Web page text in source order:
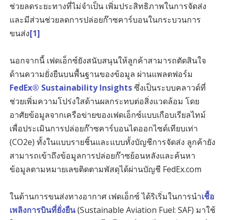
ช่วยลดระยะทางที่ไม่จำเป็น เพิ่มประสิทธิภาพในการจัดส่ง
และมีส่วนช่วยลดการปล่อยก๊าซคาร์บอนในกระบวนการ
ขนส่ง[1]
นอกจากนี้ เฟดเอ็กซ์ยังสนับสนุนให้ลูกค้าสามารถตัดสินใจ
ด้านความยั่งยืนบนพื้นฐานของข้อมูล ผ่านแพลตฟอร์ม
FedEx® Sustainability Insightsซึ่งเป็นระบบคลาวด์ที่
ช่วยเพิ่มความโปร่งใสด้านผลกระทบต่อสิ่งแวดล้อม โดย
อาศัยข้อมูลจากเครือข่ายของเฟดเอ็กซ์แบบเกือบเรียลไทม์
เพื่อประเมินการปล่อยก๊าซคาร์บอนไดออกไซด์เทียบเท่า
(CO2e) ทั้งในแบบรายชิ้นและแบบทั้งบัญชีการจัดส่ง ลูกค้ายัง
สามารถเข้าถึงข้อมูลการปล่อยก๊าซย้อนหลังและค้นหา
ข้อมูลตามหมายเลขติดตามพัสดุได้ผ่านบัญชี FedEx.com
ในด้านการขนส่งทางอากาศ เฟดเอ็กซ์ ได้ริเริ่มในการนำเชื้อ
เพลิงการบินที่ยั่งยืน(Sustainable Aviation Fuel: SAF) มาใช้